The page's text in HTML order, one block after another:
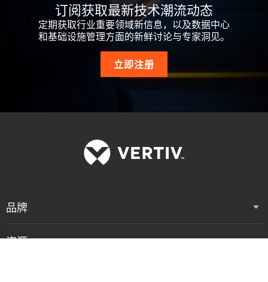
订阅获取最新技术潮流动态
定期获取行业重要领域新信息，以及数据中心
和基础设施管理方面的新鲜讨论与专家洞见。
立即注册
品牌
资源